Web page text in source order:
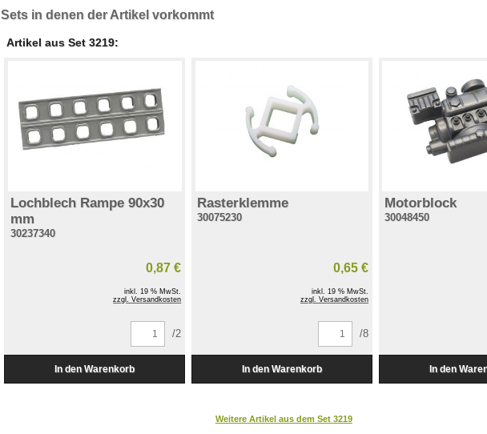
Sets in denen der Artikel vorkommt
Artikel aus Set 3219:
Lochblech Rampe 90x30
mm
30237340
0,87 €
inkl. 19 % MwSt.
zzgl. Versandkosten
/2
Rasterklemme
30075230
0,65 €
inkl. 19 % MwSt.
zzgl. Versandkosten
/8
Motorblock
30048450
Weitere Artikel aus dem Set 3219